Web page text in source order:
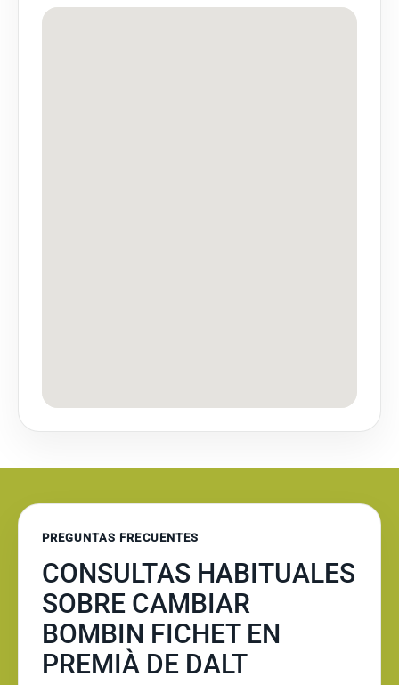
PREGUNTAS FRECUENTES
CONSULTAS HABITUALES
SOBRE CAMBIAR
BOMBIN FICHET EN
PREMIÀ DE DALT